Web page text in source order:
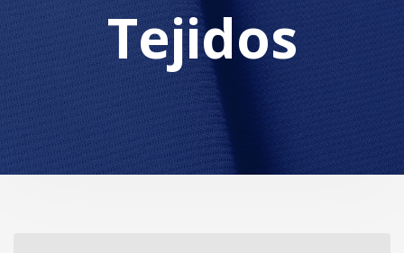
Tejidos